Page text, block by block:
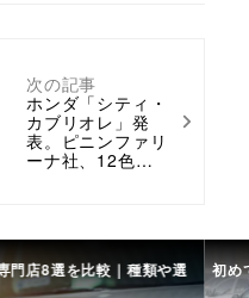
次の記事
ホンダ「シティ・
カブリオレ」発
表。ピニンファリ
ーナ社、12色…
門店8選を比較｜種類や選 初め